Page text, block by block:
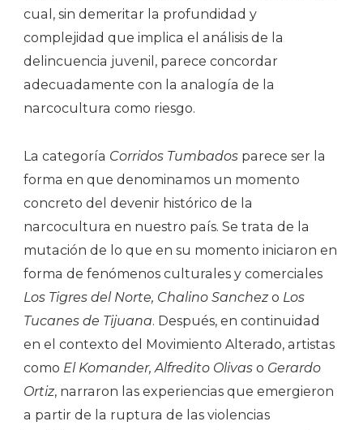
cual, sin demeritar la profundidad y
complejidad que implica el análisis de la
delincuencia juvenil, parece concordar
adecuadamente con la analogía de la
narcocultura como riesgo.
La categoría Corridos Tumbados parece ser la
forma en que denominamos un momento
concreto del devenir histórico de la
narcocultura en nuestro país. Se trata de la
mutación de lo que en su momento iniciaron en
forma de fenómenos culturales y comerciales
Los Tigres del Norte, Chalino Sanchezo Los
Tucanes de Tijuana. Después, en continuidad
en el contexto del Movimiento Alterado, artistas
como El Komander, Alfredito Olivas o Gerardo
Ortiz, narraron las experiencias que emergieron
a partir de la ruptura de las violencias